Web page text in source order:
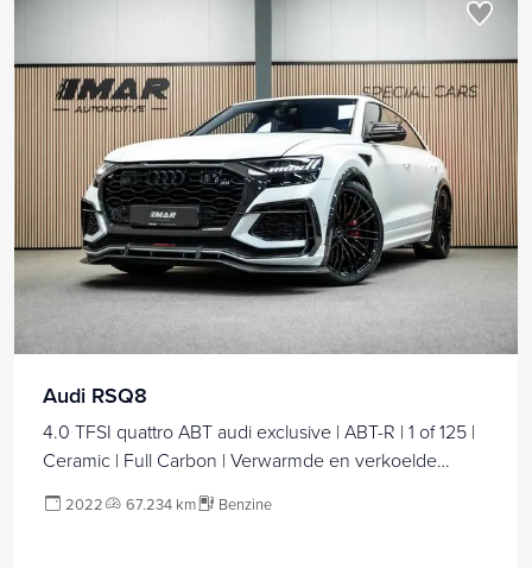
Audi RSQ8
4.0 TFSI quattro ABT audi exclusive | ABT-R | 1 of 125 |
Ceramic | Full Carbon | Verwarmde en verkoelde
2022 67.234 km Benzine